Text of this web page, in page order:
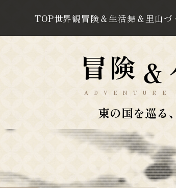
TOP世界観冒険＆生活舞＆里山づ
冒険 ＆
東の国を巡る